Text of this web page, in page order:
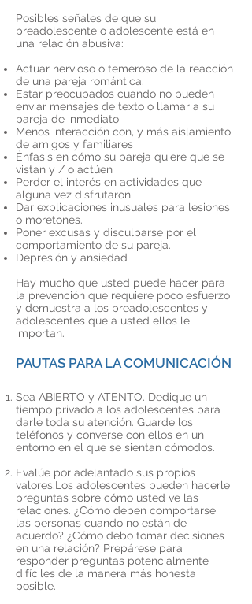
Posibles señales de que su
preadolescente o adolescente está en
una relación abusiva:
Actuar nervioso o temeroso de la reacción
de una pareja romántica.
Estar preocupados cuando no pueden
enviar mensajes de texto o llamar a su
pareja de inmediato
Menos interacción con, y más aislamiento
de amigos y familiares
Énfasis en cómo su pareja quiere que se
vistan y / o actúen
Perder el interés en actividades que
alguna vez disfrutaron
Dar explicaciones inusuales para lesiones
o moretones.
Poner excusas y disculparse por el
comportamiento de su pareja.
Depresión y ansiedad
Hay mucho que usted puede hacer para
la prevención que requiere poco esfuerzo
y demuestra a los preadolescentes y
adolescentes que a usted ellos le
importan.
PAUTAS PARA LA COMUNICACIÓN
Sea ABIERTO y ATENTO. Dedique un
tiempo privado a los adolescentes para
darle toda su atención. Guarde los
teléfonos y converse con ellos en un
entorno en el que se sientan cómodos.
Evalúe por adelantado sus propios
valores.Los adolescentes pueden hacerle
preguntas sobre cómo usted ve las
relaciones. ¿Cómo deben comportarse
las personas cuando no están de
acuerdo? ¿Cómo debo tomar decisiones
en una relación? Prepárese para
responder preguntas potencialmente
difíciles de la manera más honesta
posible.